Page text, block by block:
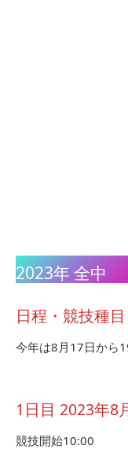
2023年 全中
日程・競技種目
今年は8月17日から
1日目 2023年8
競技開始10:00